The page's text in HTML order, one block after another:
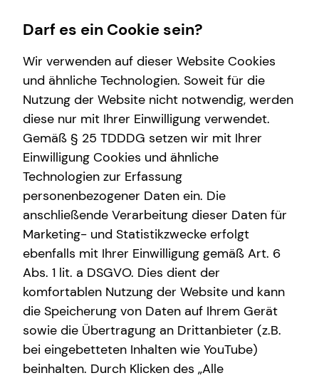
Wissenswertes
Über tecis
Dominik Leupold
Seniorberater
E-Mail Anruf
dominik.leupold@tecis.de
Lotharstr. 6
22041 Hamburg
+49 (176) 34947526
Darf es ein Cookie sein?
Wir verwenden auf dieser Website Cookies
und ähnliche Technologien. Soweit für die
Nutzung der Website nicht notwendig, werden
diese nur mit Ihrer Einwilligung verwendet.
Gemäß § 25 TDDDG setzen wir mit Ihrer
Einwilligung Cookies und ähnliche
Technologien zur Erfassung
personenbezogener Daten ein. Die
anschließende Verarbeitung dieser Daten für
Marketing- und Statistikzwecke erfolgt
ebenfalls mit Ihrer Einwilligung gemäß Art. 6
Abs. 1 lit. a DSGVO. Dies dient der
komfortablen Nutzung der Website und kann
die Speicherung von Daten auf Ihrem Gerät
sowie die Übertragung an Drittanbieter (z.B.
bei eingebetteten Inhalten wie YouTube)
beinhalten. Durch Klicken des „Alle